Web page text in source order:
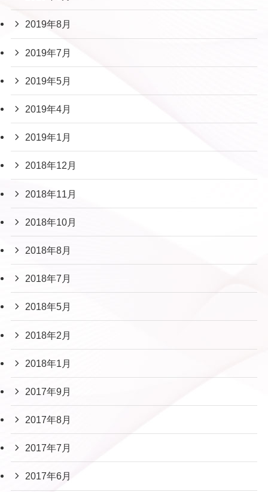
2019年8月
2019年7月
2019年5月
2019年4月
2019年1月
2018年12月
2018年11月
2018年10月
2018年8月
2018年7月
2018年5月
2018年2月
2018年1月
2017年9月
2017年8月
2017年7月
2017年6月